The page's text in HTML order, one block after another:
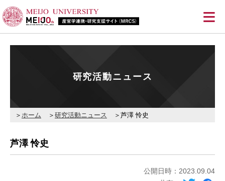
≡
研究活動ニュース
ホーム 研究活動ニュース 芦澤 怜史
芦澤 怜史
公開日時：2023.09.04